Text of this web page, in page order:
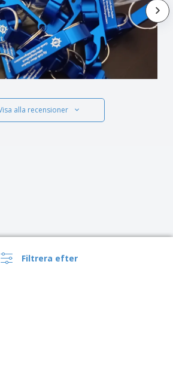
Filtrera efter
alla recensioner